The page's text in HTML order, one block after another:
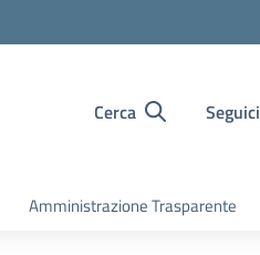
Cerca
Amministrazione Trasparente